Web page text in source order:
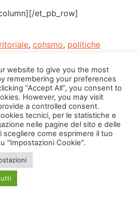
et_pb_row]
, cohsmo, politiche
website to give you the most
remembering your preferences
“Accept All”, you consent to
However, you may visit
a controlled consent.
tecnici, per le statistiche e
nelle pagine del sito e delle
scegliere come esprimere il tuo
"Impostazioni Cookie".